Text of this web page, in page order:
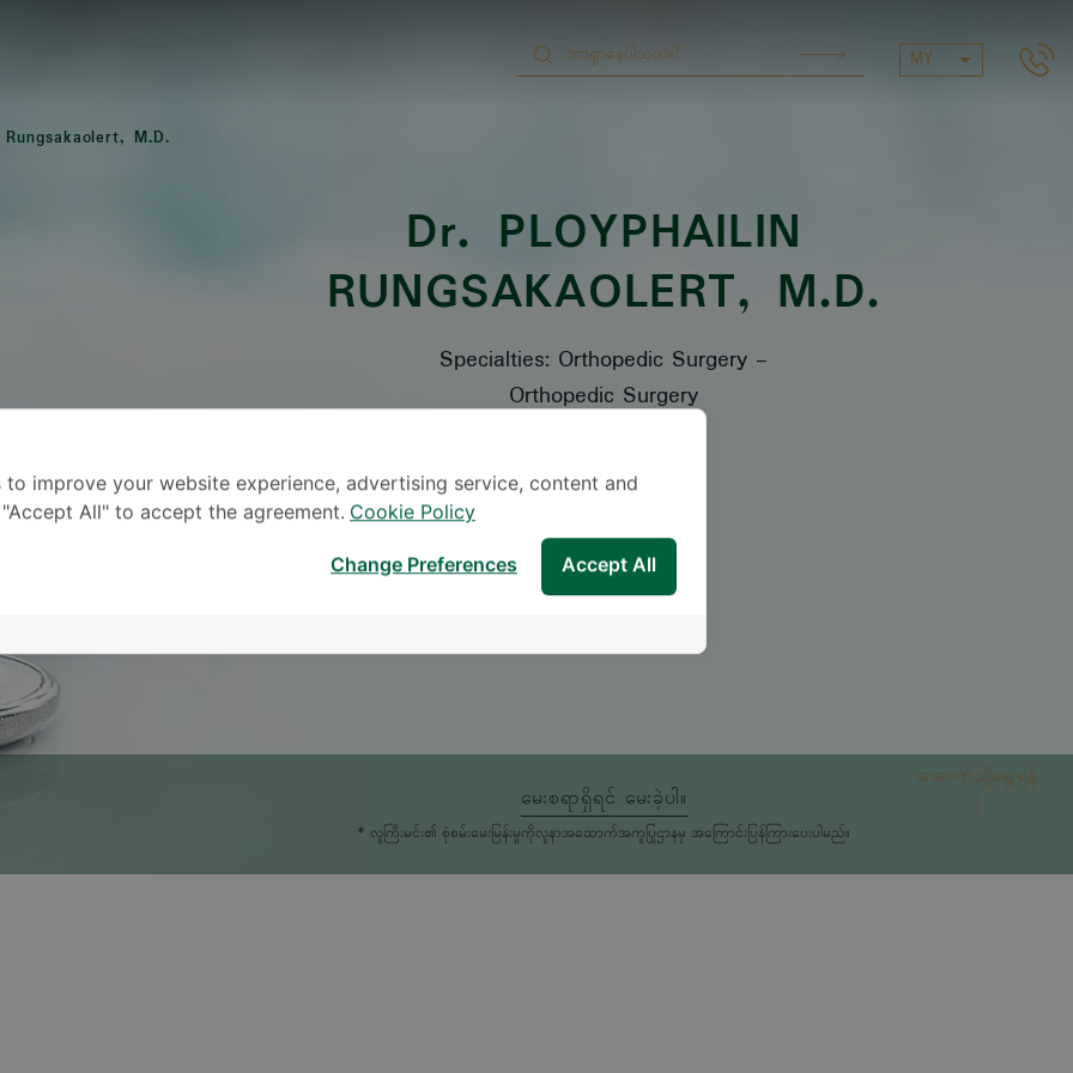
MY
M.D.
Dr. PLOYPHAILIN
RUNGSAKAOLERT, M.D.
Specialties: Orthopedic Surgery -
Orthopedic Surgery
မေးစရာရှိရင် မေးခဲ့ပါ။
* လူကြီးမင်း၏ စုံစမ်းမေးမြန်းမှုကိုလူနာအထောက်အကူပြုဌာနမှ အကြောင်းပြန်ကြားပေးပါမည်။
အောက်သို့ရွေ့ရန်
to improve your website experience, advertising service, content and
All" to accept the agreement. Cookie Policy
Accept All
Change Preferences